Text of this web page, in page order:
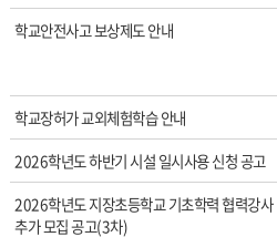
시
물
제
목,
작
성
자,
학교안전사고 보상제도 안내
학교장허가 교외체험학습 안내
2026학년도 하반기 시설 일시사용 신청 공고
2026학년도 지장초등학교 기초학력 협력강사
추가 모집 공고(3차)